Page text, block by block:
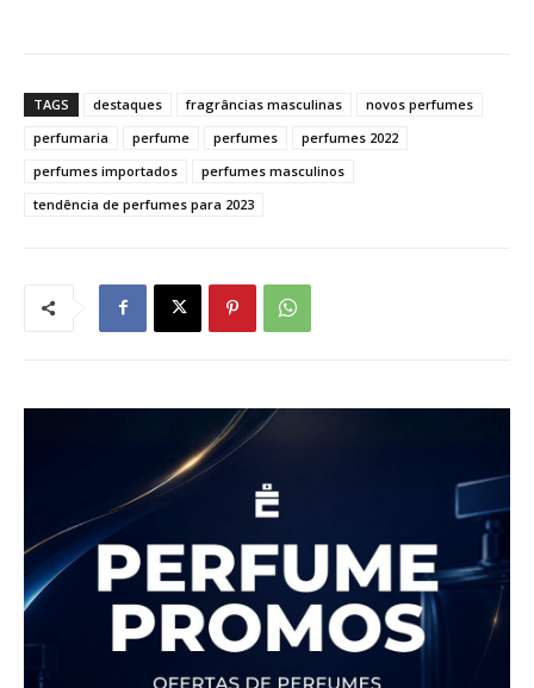
TAGS destaques fragrâncias masculinas
novos perfumes
perfumaria
perfume perfumes
perfumes 2022
perfumes importados
perfumes masculinos
tendência de perfumes para 2023